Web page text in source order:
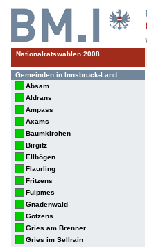
Nationalratswahlen 2008
Gemeinden in Innsbruck-Land
Absam
Aldrans
Ampass
Axams
Baumkirchen
Birgitz
Ellbögen
Flaurling
Fritzens
Fulpmes
Gnadenwald
Götzens
Gries am Brenner
Gries im Sellrain